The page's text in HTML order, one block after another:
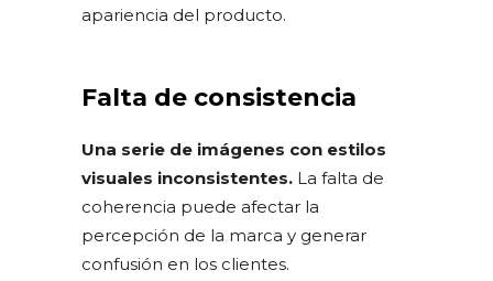
apariencia del producto.
Falta de consistencia
Una serie de imágenes con estilos
visuales inconsistentes. La falta de
coherencia puede afectar la
percepción de la marca y generar
confusión en los clientes.